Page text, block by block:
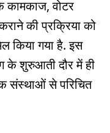
कामकाज, वोटर
की प्रक्रिया को
किया गया है. इस
के शुरुआती दौर में ही
संस्थाओं से परिचित